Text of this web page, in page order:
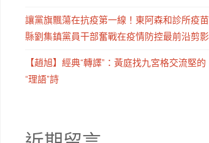
讓黨旗飄蕩在抗疫第一線！東阿森和診所疫苗
縣劉集鎮黨員干部奮戰在疫情防控最前沿剪影
【趙旭】經典“轉譯”：黃庭找九宮格交流堅的
“理語”詩